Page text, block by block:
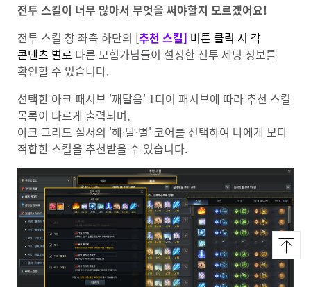
전투 스킬이 너무 많아서 무엇을 써야할지 모르겠어요!
전투 스킬 창 좌측 하단의 [추천 스킬] 버튼 클릭 시 각
콘텐츠 별로 다른 모험가님들이 설정한 전투 세팅 정보를
확인할 수 있습니다.
선택한 아크 패시브 '깨달음' 1티어 패시브에 따라 추천 스킬
목록이 다르게 출력되며,
아크 그리드 질서의 '해·달·별' 코어를 선택하여 나에게 보다
적합한 스킬을 추천받을 수 있습니다.